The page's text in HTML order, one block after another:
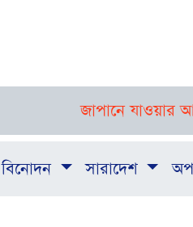
জাপানে যাওয়ার আগে
বিনোদন সারাদেশ